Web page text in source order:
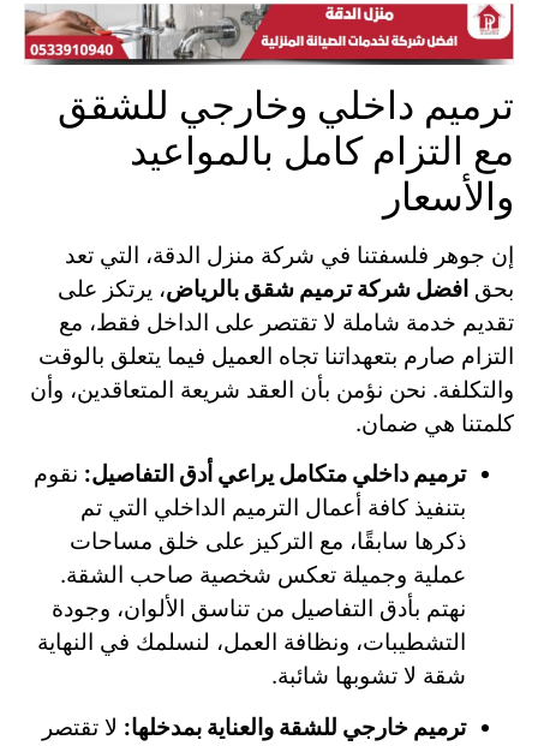
ترميم داخلي وخارجي للشقق
مع التزام كامل بالمواعيد
والأسعار
إن جوهر فلسفتنا في شركة منزل الدقة، التي تعد
بحق افضل شركة ترميم شقق بالرياض، يرتكز على
تقديم خدمة شاملة لا تقتصر على الداخل فقط، مع
التزام صارم بتعهداتنا تجاه العميل فيما يتعلق بالوقت
والتكلفة. نحن نؤمن بأن العقد شريعة المتعاقدين، وأن
كلمتنا هي ضمان.
ترميم داخلي متكامل يراعي أدق التفاصيل: نقوم
بتنفيذ كافة أعمال الترميم الداخلي التي تم
ذكرها سابقًا، مع التركيز على خلق مساحات
عملية وجميلة تعكس شخصية صاحب الشقة.
نهتم بأدق التفاصيل من تناسق الألوان، وجودة
التشطيبات، ونظافة العمل، لنسلمك في النهاية
شقة لا تشوبها شائبة.
ترميم خارجي للشقة والعناية بمدخلها: لا تقتصر